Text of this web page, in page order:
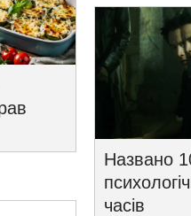
Названо
часів